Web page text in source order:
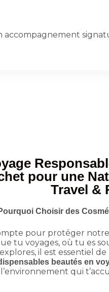
accompagnement
pour une
Travel &
Choisir des
pour protéger notre
tu voyages, où tu es
il est essentiel
beautés en
qui